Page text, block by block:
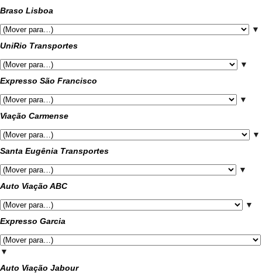
Braso Lisboa
▼
UniRio Transportes
▼
Expresso São Francisco
▼
Viação Carmense
▼
Santa Eugênia Transportes
▼
Auto Viação ABC
▼
Expresso Garcia
▼
Auto Viação Jabour